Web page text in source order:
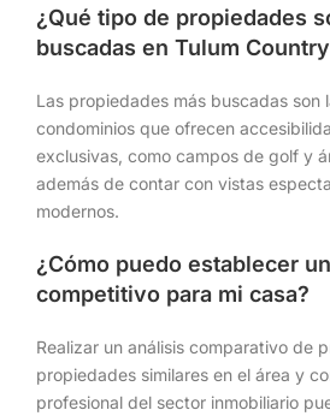
¿Qué tipo de propiedades
buscadas en Tulum
Las propiedades más buscadas son
condominios que ofrecen
exclusivas, como campos de golf y
además de contar con vistas
modernos.
¿Cómo puedo establecer
competitivo para mi casa?
Realizar un análisis comparativo de
propiedades similares en el área y
profesional del sector inmobiliario